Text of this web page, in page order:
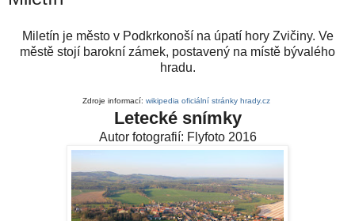
Miletín je město v Podkrkonoší na úpatí hory Zvičiny. Ve
městě stojí barokní zámek, postavený na místě bývalého
hradu.
Zdroje informací: wikipedia oficiální stránky hrady.cz
Letecké snímky
Autor fotografií: Flyfoto 2016